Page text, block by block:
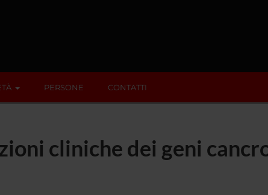
PERSONE CONTATTI
cliniche dei geni